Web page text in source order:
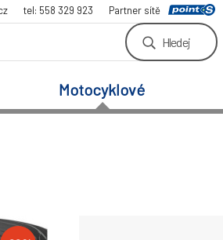
tel: 558 329 923 Partner sítě
Hledej
Motocyklové